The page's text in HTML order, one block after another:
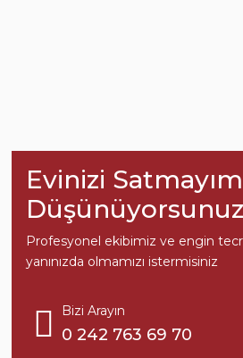
Evinizi
Profesyonel ekibimiz ve engin
yanınızda olmamızı istermisiniz
Bizi Arayın
0 242 763 69 70